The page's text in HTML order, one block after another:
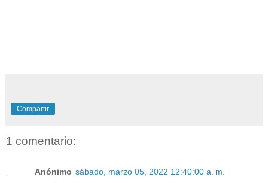
Compartir
1 comentario:
Anónimo sábado, marzo 05, 2022 12:40:00 a. m.